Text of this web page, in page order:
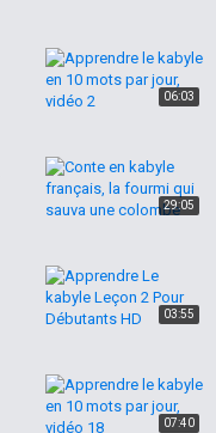
06:03
29:05
03:55
07:40